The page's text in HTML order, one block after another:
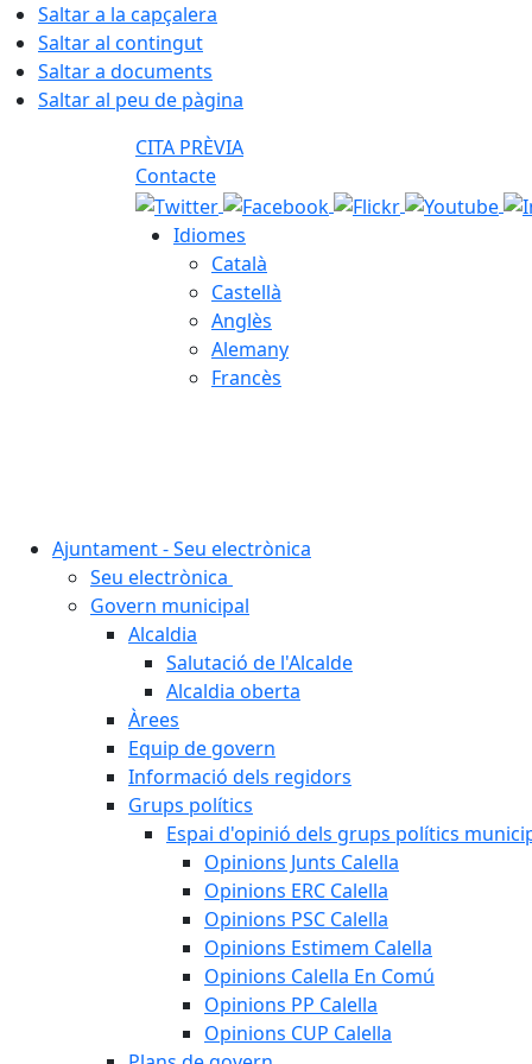
Saltar a la capçalera
Saltar al contingut
Saltar a documents
Saltar al peu de pàgina
CITA PRÈVIA
Contacte
Idiomes
Català
Castellà
Anglès
Alemany
Francès
Ajuntament - Seu electrònica
Seu electrònica
Govern municipal
Alcaldia
Salutació de l'Alcalde
Alcaldia oberta
Àrees
Equip de govern
Informació dels regidors
Grups polítics
Espai d'opinió dels grups polítics
Opinions Junts Calella
Opinions ERC Calella
Opinions PSC Calella
Opinions Estimem Calella
Opinions Calella En Comú
Opinions PP Calella
Opinions CUP Calella